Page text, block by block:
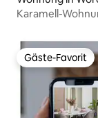
Karamell-
Gäste-Favorit
Gäste-Favorit